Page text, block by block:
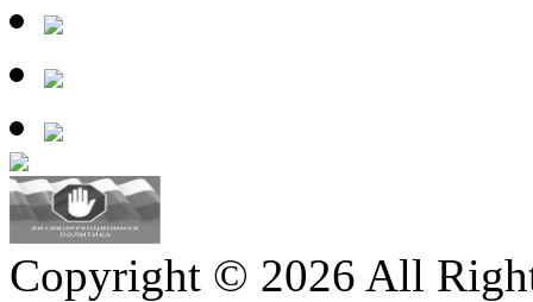
Copyright © 2026 All